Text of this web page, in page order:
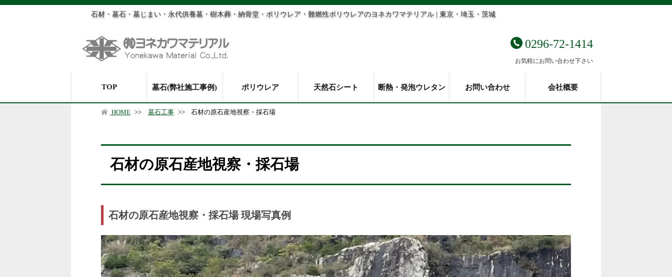
石材・墓石・墓じまい・永代供養墓・樹木葬・納骨堂・ポリウレア・難燃性ポリウレアのヨネカワマテリアル | 東京・埼玉・茨城
0296-72-1414
お気軽にお問い合わせ下さい
TOP 墓石(弊社施工事例) ポリウレア 天然石シート 断熱・発泡ウレタン お問い合わせ 会社概要
HOME >> 墓石工事 >> 石材の原石産地視察・採石場
石材の原石産地視察・採石場
石材の原石産地視察・採石場 現場写真例